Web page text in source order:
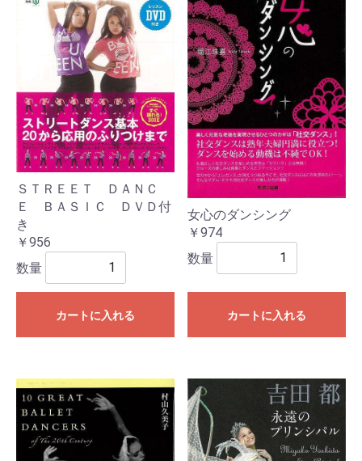
ＳＴＲＥＥＴ ＤＡＮＣ
Ｅ ＢＡＳＩＣ ＤＶＤ付
き
￥956
数量
カートに入れる
女心のダンシング
￥974
数量
カートに入れる